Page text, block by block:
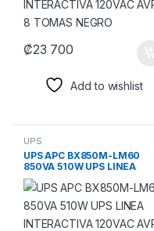
₡23 700
Add to wishlist
UPS
UPS APC BX850M-LM60
850VA 510W UPS LINEA
INTERACTIVA 120VAC AVR 8
TOMAS LCD NEGRO